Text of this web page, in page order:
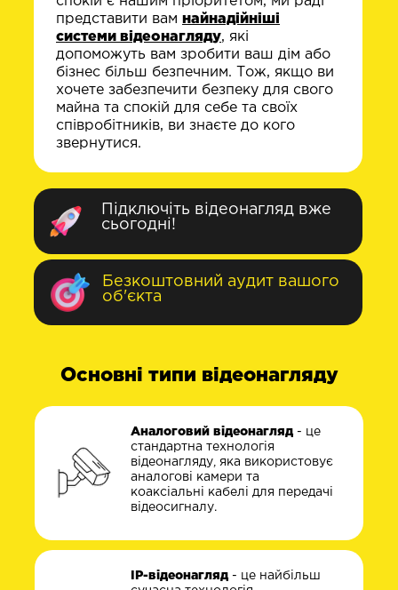
Підключіть відеонагляд вже
сьогодні!
Безкоштовний аудит вашого
об'єкта
представити вам найнадійніші
системи відеонагляду, які
допоможуть вам зробити ваш дім або
бізнес більш безпечним. Тож, якщо ви
хочете забезпечити безпеку для свого
майна та спокій для себе та своїх
співробітників, ви знаєте до кого
звернутися.
Основні типи відеонагляду
IP-відеонагляд- це найбільш
Аналоговий відеонагляд- це
стандартна технологія
відеонагляду, яка використовує
аналогові камери та
коаксіальні кабелі для передачі
відеосигналу.